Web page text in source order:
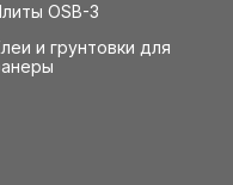
OSB-3
и грунтовки для